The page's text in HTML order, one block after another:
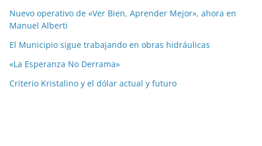
Nuevo operativo de «Ver Bien, Aprender Mejor», ahora en
Manuel Alberti
El Municipio sigue trabajando en obras hidráulicas
«La Esperanza No Derrama»
Criterio Kristalino y el dólar actual y futuro